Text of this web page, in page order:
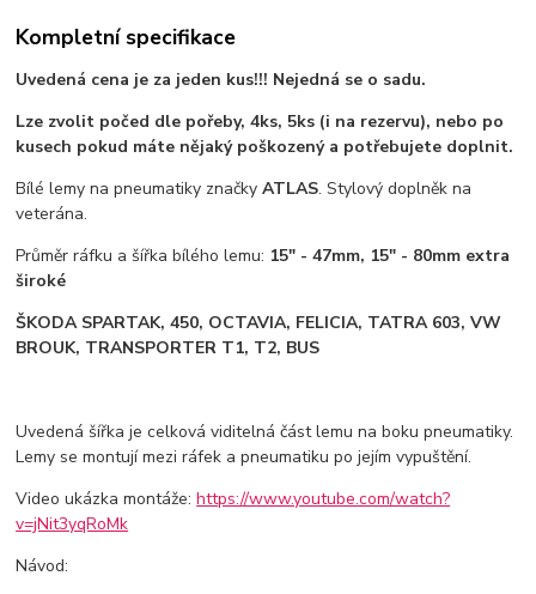
Kompletní specifikace
Uvedená cena je za jeden kus!!! Nejedná se o sadu.
Lze zvolit počed dle pořeby, 4ks, 5ks (i na rezervu), nebo po
kusech pokud máte nějaký poškozený a potřebujete doplnit.
Bílé lemy na pneumatiky značkyATLAS. Stylový doplněk na
veterána.
Průměr ráfku a šířka bílého lemu: 15" - 47mm, 15" - 80mm extra
široké
ŠKODA SPARTAK, 450, OCTAVIA, FELICIA, TATRA 603, VW
BROUK, TRANSPORTER T1, T2, BUS
Uvedená šířka je celková viditelná část lemu na boku pneumatiky.
Lemy se montují mezi ráfek a pneumatiku po jejím vypuštění.
Video ukázka montáže:https://www.youtube.com/watch?
v=jNit3yqRoMk
Návod: